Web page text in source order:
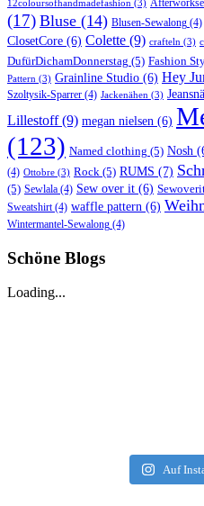
12coloursofhandmadefashion (3)
(17) Bluse (14) Blusen-Sewalong (4)
ClosetCore (6) Colette (9) crafteln (3)
DufürDichamDonnerstag (5) Fashion
Pattern (3) Grainline Studio (6) Hey
Szoltysik-Sparrer (4) Jackenähen (3)
Lillestoff(9) megan nielsen (6)
(123) Named clothing (5) Nosh
(4) Ottobre (3) Rock (5) RUMS (7)
(5) Sewlala (4) Sew over it (6)
Sweatshirt(4) waffle pattern (6)
Wintermantel-Sewalong (4)
Schöne Blogs
Loading...
Auf